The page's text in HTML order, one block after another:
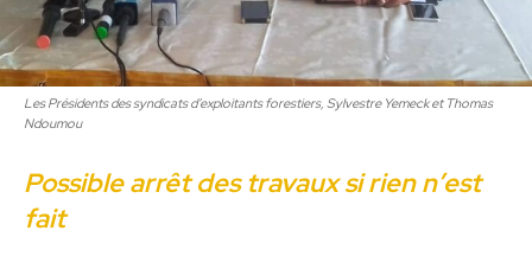
Les Présidents des syndicats d’exploitants forestiers, Sylvestre Yemeck et Thomas
Ndoumou
Possible arrêt des travaux si rien n’est
fait